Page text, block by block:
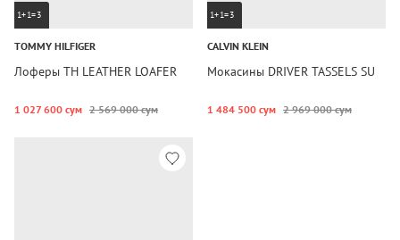
1+1=3
TOMMY HILFIGER
Лоферы TH LEATHER LOAFER
1 027 600 сум 2 569 000 сум
1+1=3
CALVIN KLEIN
Мокасины DRIVER TASSELS SU
1 484 500 сум 2 969 000 сум